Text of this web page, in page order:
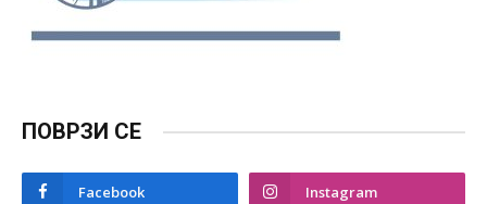
ПОВРЗИ СЕ
Facebook Instagram